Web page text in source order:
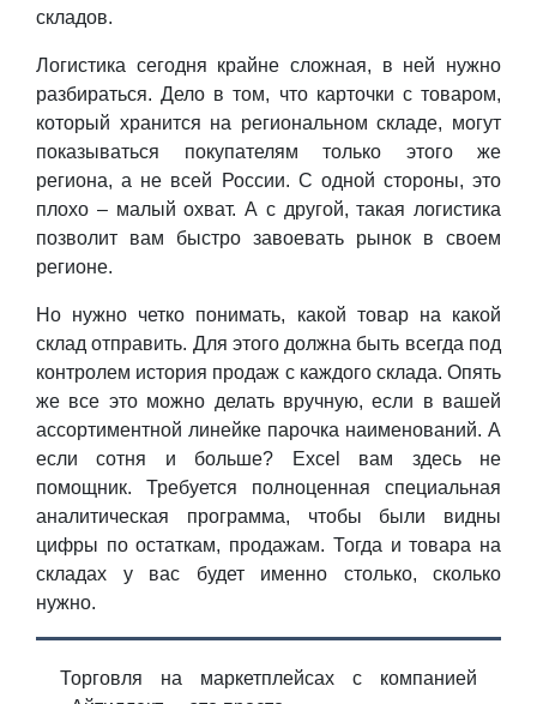
складов.
Логистика сегодня крайне сложная, в ней нужно
разбираться. Дело в том, что карточки с товаром,
который хранится на региональном складе, могут
показываться покупателям только этого же
региона, а не всей России. С одной стороны, это
плохо – малый охват. А с другой, такая логистика
позволит вам быстро завоевать рынок в своем
регионе.
Но нужно четко понимать, какой товар на какой
склад отправить. Для этого должна быть всегда под
контролем история продаж с каждого склада. Опять
же все это можно делать вручную, если в вашей
ассортиментной линейке парочка наименований. А
если сотня и больше? Excel вам здесь не
помощник. Требуется полноценная специальная
аналитическая программа, чтобы были видны
цифры по остаткам, продажам. Тогда и товара на
складах у вас будет именно столько, сколько
нужно.
Торговля на маркетплейсах с компанией